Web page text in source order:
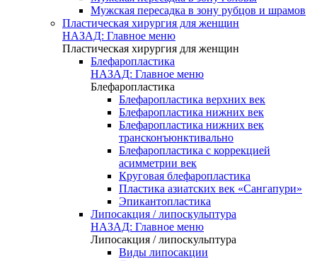
Мужская пересадка в зону рубцов и шрамов
Пластическая хирургия для женщин
НАЗАД: Главное меню
Пластическая хирургия для женщин
Блефаропластика
НАЗАД: Главное меню
Блефаропластика
Блефаропластика верхних век
Блефаропластика нижних век
Блефаропластика нижних век
трансконъюнктивально
Блефаропластика с коррекцией
асимметрии век
Круговая блефаропластика
Пластика азиатских век «Сангапури»
Эпикантопластика
Липосакция / липоскульптура
НАЗАД: Главное меню
Липосакция / липоскульптура
Виды липосакции